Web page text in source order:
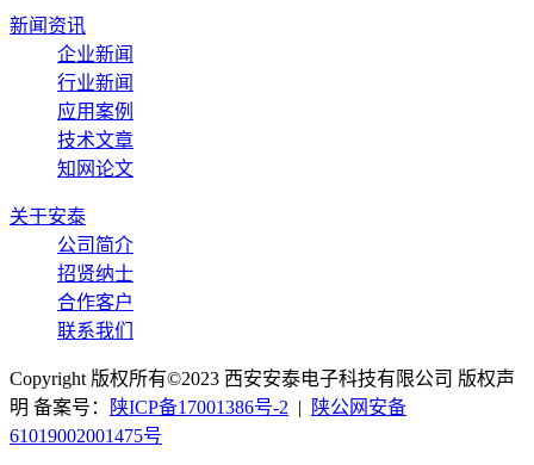
新闻资讯
企业新闻
行业新闻
应用案例
技术文章
知网论文
关于安泰
公司简介
招贤纳士
合作客户
联系我们
Copyright 版权所有©2023 西安安泰电子科技有限公司 版权声
明 备案号：
陕ICP备17001386号-2 |
陕公网安备
61019002001475号